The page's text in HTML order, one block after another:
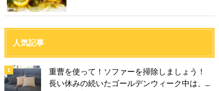
人気記事
重曹を使って！ソファーを掃除しましょう！
長い休みの続いたゴールデンウィーク中は、...